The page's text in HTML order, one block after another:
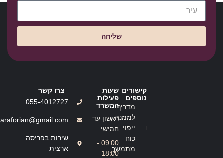
שליחה
קישורים
נוספים
מדריך
לממנה
ייפוי
כוח
מתמשך
שעות
פעילות
המשרד
ראשון עד
חמישי
09:00 -
18:00
צרו קשר
055-4012727
שירות בפריסה
ארצית